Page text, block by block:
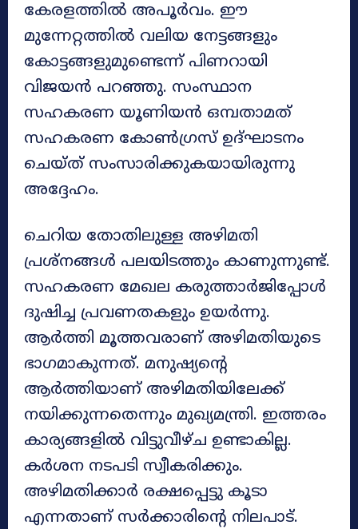
കേരളത്തിൽ അപൂർവം. ഈ
മുന്നേറ്റത്തിൽ വലിയ നേട്ടങ്ങളും
കോട്ടങ്ങളുമുണ്ടെന്ന് പിണറായി
വിജയൻ പറഞ്ഞു. സംസ്ഥാന
സഹകരണ യൂണിയൻ ഒമ്പതാമത്
സഹകരണ കോൺഗ്രസ് ഉദ്ഘാടനം
ചെയ്ത് സംസാരിക്കുകയായിരുന്നു
അദ്ദേഹം.
ചെറിയ തോതിലുള്ള അഴിമതി
പ്രശ്നങ്ങൾ പലയിടത്തും കാണുന്നുണ്ട്.
സഹകരണ മേഖല കരുത്താർജിപ്പോൾ
ദുഷിച്ച പ്രവണതകളും ഉയർന്നു.
ആർത്തി മൂത്തവരാണ് അഴിമതിയുടെ
ഭാഗമാകുന്നത്. മനുഷ്യന്റെ
ആർത്തിയാണ് അഴിമതിയിലേക്ക്
നയിക്കുന്നതെന്നും മുഖ്യമന്ത്രി. ഇത്തരം
കാര്യങ്ങളിൽ വിട്ടുവീഴ്ച ഉണ്ടാകില്ല.
കർശന നടപടി സ്വീകരിക്കും.
അഴിമതിക്കാർ രക്ഷപ്പെട്ടു കൂടാ
എന്നതാണ് സർക്കാരിന്റെ നിലപാട്.